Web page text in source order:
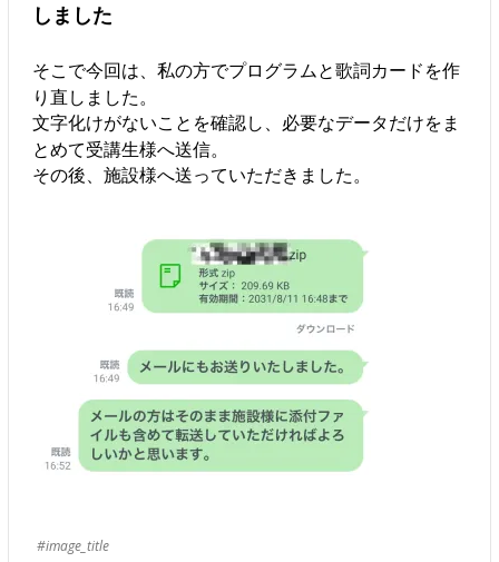
しました
そこで今回は、私の方でプログラムと歌詞カードを作
り直しました。
文字化けがないことを確認し、必要なデータだけをま
とめて受講生様へ送信。
その後、施設様へ送っていただきました。
#image_title